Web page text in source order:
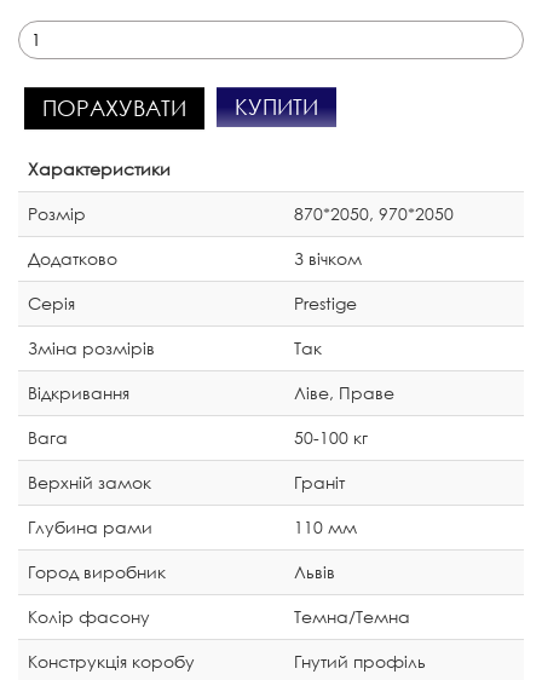
ПОРАХУВАТИ КУПИТИ
Характеристики
Розмір
870*2050, 970*2050
Додатково
З вічком
Серія
Prestige
Зміна розмірів
Так
Відкривання
Ліве, Праве
Вага
50-100 кг
Верхній замок
Граніт
Глубина рами
110 мм
Город виробник
Львів
Колір фасону
Темна/Темна
Конструкція коробу
Гнутий профіль